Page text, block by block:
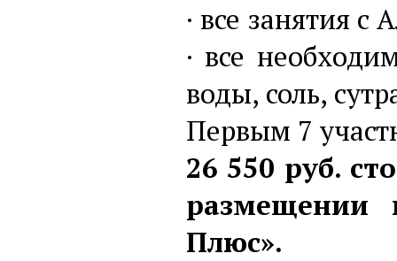
· все занятия
· все
воды, соль,
Первым 7
26 550 руб.
размещении
Плюс».